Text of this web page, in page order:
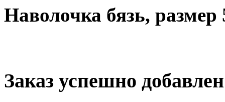
Наволочка бязь,
Заказ успешно